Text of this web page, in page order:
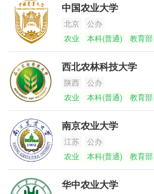
中国农业大学
北京
公办
农业
本科(普通) 教育部
西北农林科技大学
陕西
公办
农业
本科(普通) 教育部
南京农业大学
江苏
公办
农业
本科(普通) 教育部
华中农业大学